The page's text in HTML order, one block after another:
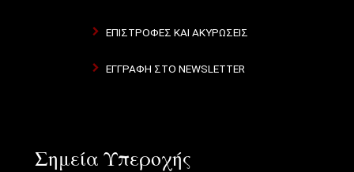
ΕΠΙΣΤΡΟΦΈΣ ΚΑΙ ΑΚΥΡΏΣΕΙΣ
ΕΓΓΡΑΦΉ ΣΤΟ NEWSLETTER
Σημεία Υπεροχής